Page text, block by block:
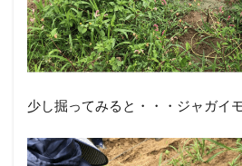
少し掘ってみると・・・ジャガイ